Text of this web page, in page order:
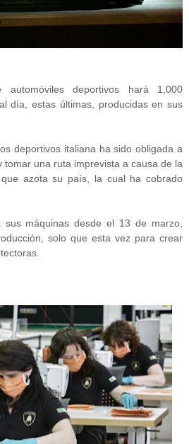
deportivos hará 1,000
día, estas últimas, producidas en sus
deportivos italiana ha sido obligada a
tomar una ruta imprevista a causa de la
azota su país, la cual ha cobrado
máquinas desde el 13 de marzo,
solo que esta vez para crear